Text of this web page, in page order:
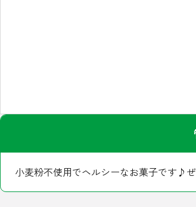
小麦粉不使用でヘルシーなお菓子です♪